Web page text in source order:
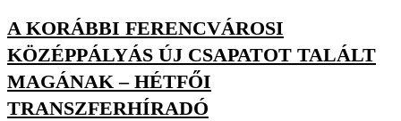
A KORÁBBI FERENCVÁROSI
KÖZÉPPÁLYÁS ÚJ CSAPATOT TALÁLT
MAGÁNAK – HÉTFŐI
TRANSZFERHÍRADÓ